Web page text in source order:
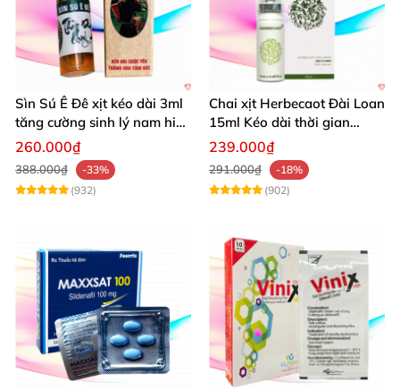
Sìn Sú Ê Đê xịt kéo dài 3ml
tăng cường sinh lý nam hiệu
quả
260.000₫
388.000₫
-33%
(932)
Chai xịt Herbecaot Đài Loan
15ml Kéo dài thời gian
Tăng khoái cảm
239.000₫
291.000₫
-18%
(902)